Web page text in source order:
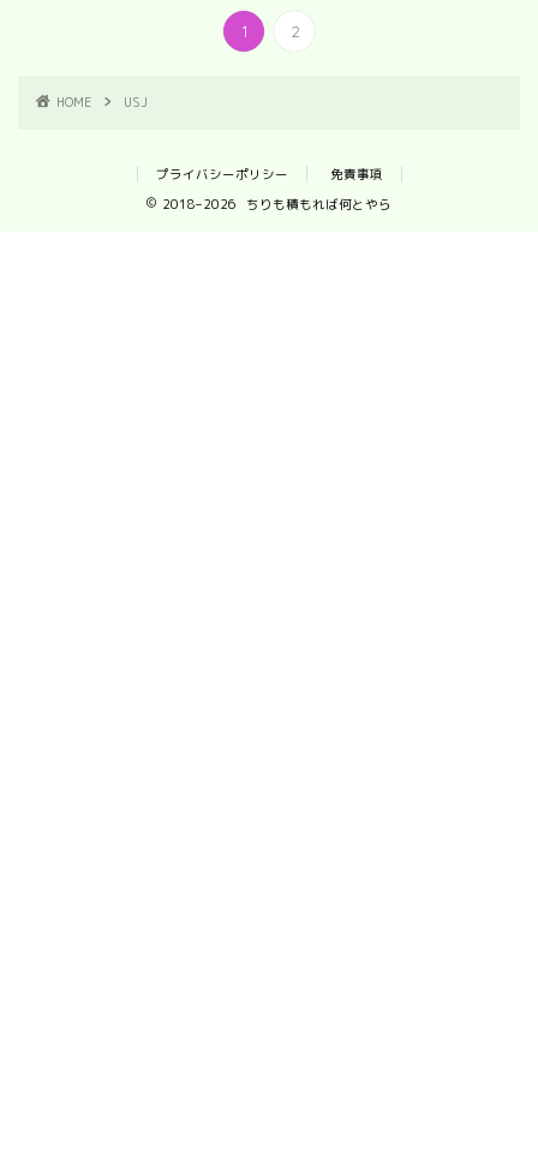
1 2
HOME USJ
プライバシーポリシー
免責事項
2018–2026 ちりも積もれば何とやら